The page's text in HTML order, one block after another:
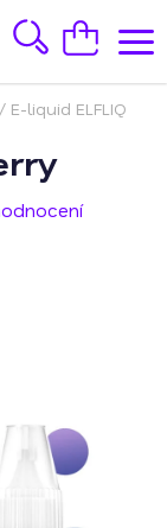
HledatNákupní
košík
/ E-liquid ELFLIQ